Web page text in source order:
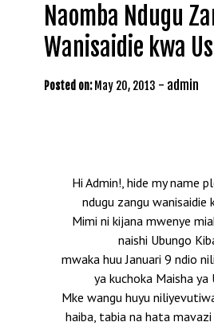
Naomba Ndugu
Wanisaidie kwa
Posted on: May 20, 2013 - admin
Hi Admin!, hide my name
ndugu zangu wanisaidie
Mimi ni kijana mwenye
naishi Ubungo
mwaka huu Januari 9 ndio
ya kuchoka Maisha ya
Mke wangu huyu
haiba, tabia na hata